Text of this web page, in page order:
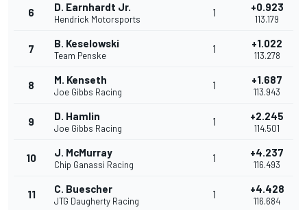
6 D. Earnhardt Jr.
Hendrick Motorsports
1 +0.923
113.179
7 B. Keselowski
Team Penske
1 +1.022
113.278
8 M. Kenseth
Joe Gibbs Racing
1 +1.687
113.943
9 D. Hamlin
Joe Gibbs Racing
1 +2.245
114.501
10 J. McMurray
Chip Ganassi Racing
1 +4.237
116.493
11 C. Buescher
JTG Daugherty Racing
1 +4.428
116.684